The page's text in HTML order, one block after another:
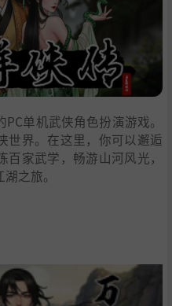
单机武侠角色扮演游戏。
世界。在这里，你可以邂逅
家武学，畅游山河风光，
之旅。